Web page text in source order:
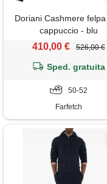
Doriani Cashmere
cappuccio - blu
410,00 € 526,00 €
Sped. gratuita
50-52
Farfetch